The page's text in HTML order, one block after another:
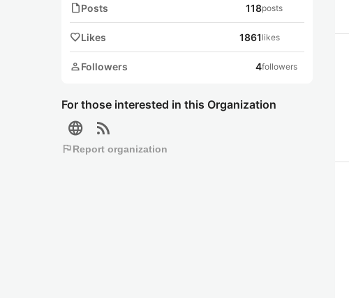
notePosts 118posts
favoriteLikes 1861 likes
personFollowers 4followers
For those interested in this Organization
language rss_feed
flagReport organization